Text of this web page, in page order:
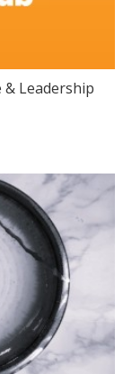
& Leadership